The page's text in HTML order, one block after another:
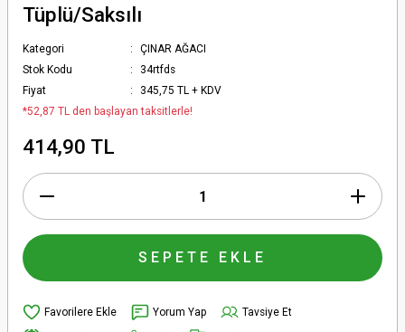
Tüplü/Saksılı
Kategori
ÇINAR AĞACI
Stok Kodu
34rtfds
Fiyat
345,75 TL + KDV
*52,87 TL den başlayan taksitlerle!
414,90 TL
SEPETE EKLE
Yorum Yap
Tavsiye Et